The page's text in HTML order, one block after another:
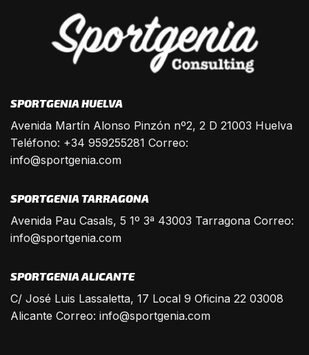
SPORTGENIA HUELVA
Avenida Martín Alonso Pinzón nº2, 2 D 21003 Huelva
Teléfono: +34 959255281 Correo:
info@sportgenia.com
SPORTGENIA TARRAGONA
Avenida Pau Casals, 5 1º 3ª 43003 Tarragona Correo:
info@sportgenia.com
SPORTGENIA ALICANTE
C/ José Luis Lassaletta, 17 Local 9 Oficina 22 03008
Alicante Correo: info@sportgenia.com